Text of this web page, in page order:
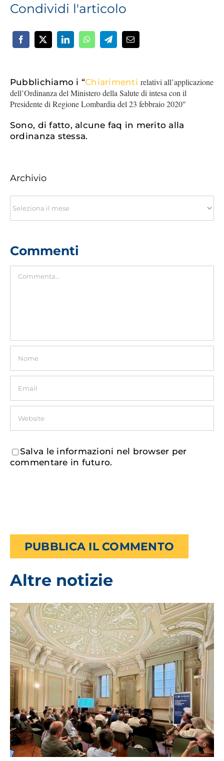
Condividi l'articolo
Pubblichiamo i “Chiarimentirelativi all’applicazione
dell’Ordinanza del Ministero della Salute di intesa con il
Presidente di Regione Lombardia del 23 febbraio 2020″
Sono, di fatto, alcune faq in merito alla
ordinanza stessa.
Archivio
Commenti
Salva le informazioni nel browser per
commentare in futuro.
Altre notizie